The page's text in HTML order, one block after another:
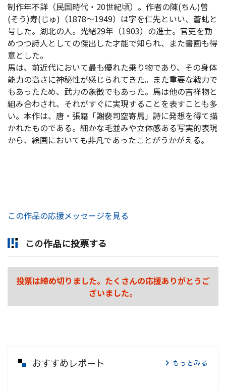
制作年不詳（民国時代・20世紀頃）。作者の陳(ちん)曽
(そう)寿(じゅ)（1878〜1949）は字を仁先といい、蒼虬と
号した。湖北の人。光緒29年（1903）の進士。官吏を勤
めつつ詩人としての傑出した才能で知られ、また書画も得
意とした。
馬は、前近代において最も優れた乗り物であり、その身体
能力の高さに神秘性が感じられてきた。また重要な戦力で
もあったため、武力の象徴でもあった。馬は他の吉祥物と
組み合わされ、それがすぐに実現することを表すことも多
い。本作は、唐・張籍「謝裴司空寄馬」詩に発想を得て描
かれたものである。細かな毛並みや立体感ある写実的表現
から、絵画においても非凡であったことがうかがえる。
この作品の応援メッセージを見る
この作品に投票する
投票は締め切りました。たくさんの応援ありがとうご
ざいました。
おすすめレポート もっとみる